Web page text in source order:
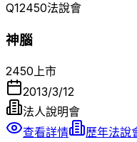
Q12450法說會
神腦
2450 上市
2013/3/12
法人說明會
查看詳情
歷年法說